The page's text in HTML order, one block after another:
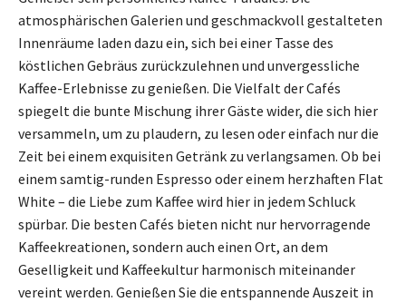
atmosphärischen Galerien und geschmackvoll gestalteten
Innenräume laden dazu ein, sich bei einer Tasse des
köstlichen Gebräus zurückzulehnen und unvergessliche
Kaffee-Erlebnisse zu genießen. Die Vielfalt der Cafés
spiegelt die bunte Mischung ihrer Gäste wider, die sich hier
versammeln, um zu plaudern, zu lesen oder einfach nur die
Zeit bei einem exquisiten Getränk zu verlangsamen. Ob bei
einem samtig-runden Espresso oder einem herzhaften Flat
White – die Liebe zum Kaffee wird hier in jedem Schluck
spürbar. Die besten Cafés bieten nicht nur hervorragende
Kaffeekreationen, sondern auch einen Ort, an dem
Geselligkeit und Kaffeekultur harmonisch miteinander
vereint werden. Genießen Sie die entspannende Auszeit in